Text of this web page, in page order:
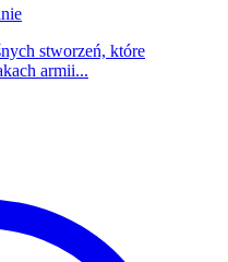
stworzeń, które
armii...